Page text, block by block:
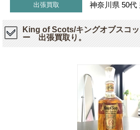
出張買取 神奈川県 50代
King of Scots/キングオブスコ
ー 出張買取り。